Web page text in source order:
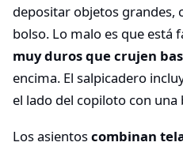
depositar objetos grandes,
bolso. Lo malo es que está
muy duros que crujen
encima. El salpicadero
el lado del copiloto con una
Los asientoscombinan